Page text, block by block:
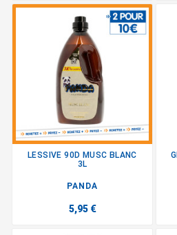
LESSIVE 90D MUSC BLANC
3L
PANDA
5,95 €